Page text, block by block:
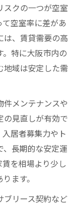
スクの一つが空室
空室率に差があ
は、賃貸需要の高
特に大阪市内の
地域は安定した需
メンテナンスや
の見直しが有効で
居者募集力やト
、長期的な安定運
を相場より少し
ます。
ブリース契約など